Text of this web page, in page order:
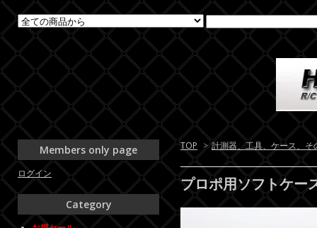
TOP > 計測器、工具、ケース、そ
プロポ用ソフトケー
Members only page
ログイン
Category